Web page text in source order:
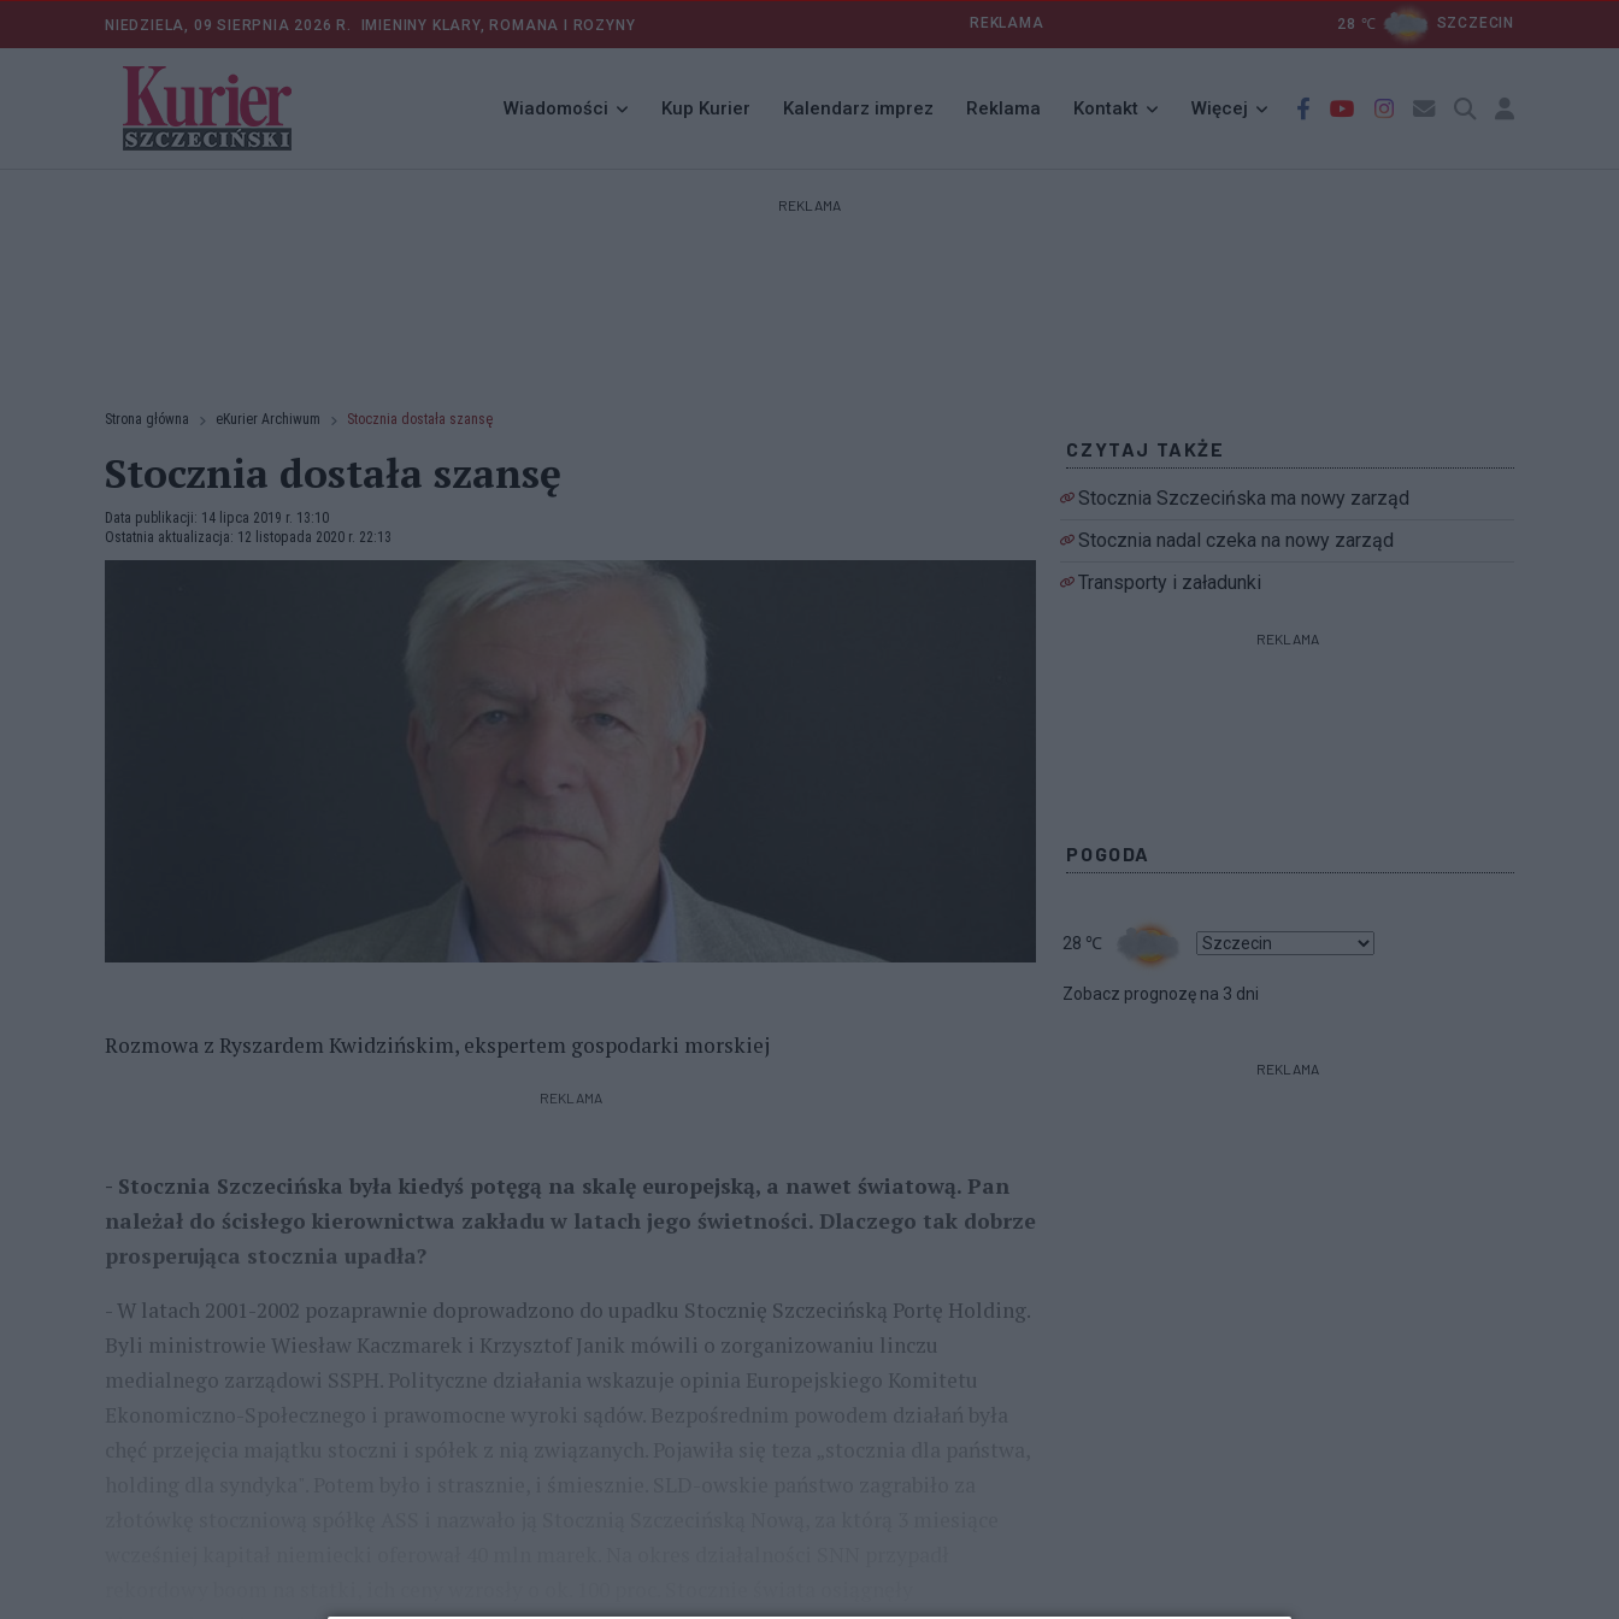
NIEDZIELA, 09 SIERPNIA 2026 R. IMIENINY KLARY, ROMANA I ROZYNY REKLAMA 28 ℃ SZCZECIN
Wiadomości Kup Kurier Kalendarz imprez Reklama Kontakt Więcej
REKLAMA
Strona główna eKurier Archiwum Stocznia dostała szansę
Stocznia dostała szansę
Data publikacji: 14 lipca 2019 r. 13:10
Ostatnia aktualizacja: 12 listopada 2020 r. 22:13
Rozmowa z Ryszardem Kwidzińskim, ekspertem gospodarki morskiej
REKLAMA
- Stocznia Szczecińska była kiedyś potęgą na skalę europejską, a nawet światową. Pan
należał do ścisłego kierownictwa zakładu w latach jego świetności. Dlaczego tak dobrze
prosperująca stocznia upadła?
- W latach 2001-2002 pozaprawnie doprowadzono do upadku Stocznię Szczecińską Portę Holding.
Byli ministrowie Wiesław Kaczmarek i Krzysztof Janik mówili o zorganizowaniu linczu
medialnego zarządowi SSPH. Polityczne działania wskazuje opinia Europejskiego Komitetu
CZYTAJ TAKŻE
Stocznia Szczecińska ma nowy zarząd
Stocznia nadal czeka na nowy zarząd
Transporty i załadunki
REKLAMA
POGODA
28 ℃
Zobacz prognozę na 3 dni
REKLAMA